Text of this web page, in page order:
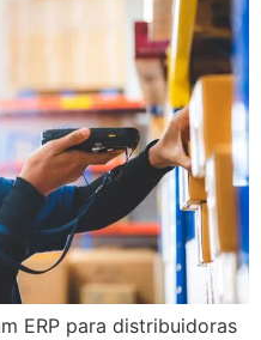
ERP para distribuidoras